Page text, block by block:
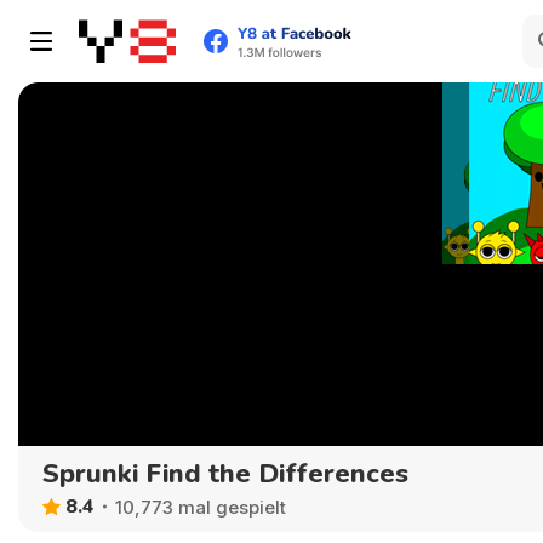
Sprunki Find the Differences
8.4 10,773 mal gespielt